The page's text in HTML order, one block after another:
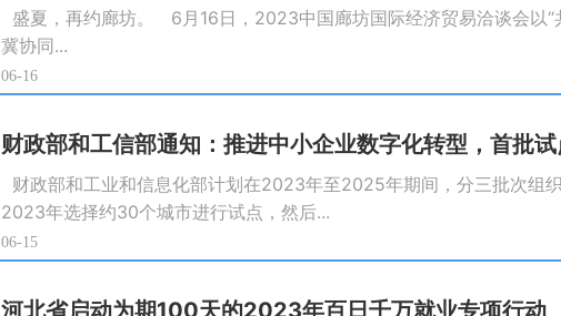
盛夏，再约廊坊。 6月16日，2023中国廊坊国际经济贸易洽谈会以
冀协同...
06-16
财政部和工信部通知：推进中小企业数字化转型，首批
财政部和工业和信息化部计划在2023年至2025年期间，分三批次组
2023年选择约30个城市进行试点，然后...
06-15
河北省启动为期100天的2023年百日千万就业专项行动